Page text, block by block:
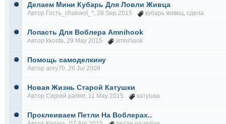
Делаем Мини Кубарь Для Ловли Живца
Автор Гость_chakwot_*, 28 Sep 2015 кубарь живец, сдела
Лопасть Для Воблера Amnihook
Автор kkosta, 29 May 2015 amnihook
Помощь самоделкину
Автор anry70, 26 Jul 2009
Новая Жизнь Старой Катушки
Автор Сергей parket, 11 May 2015 катушка
Проклеиваем Петли На Воблерах..